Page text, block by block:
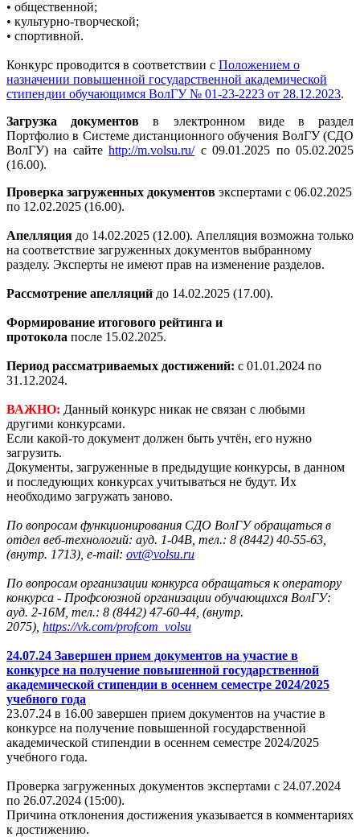
• общественной;
• культурно-творческой;
• спортивной.
Конкурс проводится в соответствии с Положением о
назначении повышенной государственной академической
стипендии обучающимся ВолГУ № 01-23-2223 от 28.12.2023.
Загрузка документов в электронном виде в раздел
Портфолио в Системе дистанционного обучения ВолГУ (СДО
ВолГУ) на сайтеhttp://m.volsu.ru/с 09.01.2025 по 05.02.2025
(16.00).
Проверка загруженных документов экспертами с 06.02.2025
по 12.02.2025 (16.00).
Апелляция до 14.02.2025 (12.00). Апелляция возможна только
на соответствие загруженных документов выбранному
разделу. Эксперты не имеют прав на изменение разделов.
Рассмотрение апелляций до 14.02.2025 (17.00).
Формирование итогового рейтинга и
протокола после 15.02.2025.
Период рассматриваемых достижений: с 01.01.2024 по
31.12.2024.
ВАЖНО: Данный конкурс никак не связан с любыми
другими конкурсами.
Если какой-то документ должен быть учтён, его нужно
загрузить.
Документы, загруженные в предыдущие конкурсы, в данном
и последующих конкурсах учитываться не будут. Их
необходимо загружать заново.
По вопросам функционирования СДО ВолГУ обращаться в
отдел веб-технологий: ауд. 1-04В, тел.: 8 (8442) 40-55-63,
(внутр. 1713), e-mail: ovt@volsu.ru
По вопросам организации конкурса обращаться к оператору
конкурса - Профсоюзной организации обучающихся ВолГУ:
ауд. 2-16М, тел.: 8 (8442) 47-60-44, (внутр.
2075), https://vk.com/profcom_volsu
24.07.24 Завершен прием документов на участие в
конкурсе на получение повышенной государственной
академической стипендии в осеннем семестре 2024/2025
учебного года
23.07.24 в 16.00 завершен прием документов на участие в
конкурсе на получение повышенной государственной
академической стипендии в осеннем семестре 2024/2025
учебного года.
Проверка загруженных документов экспертами с 24.07.2024
по 26.07.2024 (15:00).
Причина отклонения достижения указывается в комментариях
к достижению.